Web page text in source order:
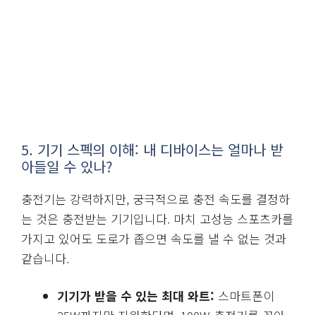
5. 기기 스펙의 이해: 내 디바이스는 얼마나 받
아들일 수 있나?
충전기는 강력하지만, 궁극적으로 충전 속도를 결정하
는 것은 충전받는 기기입니다. 마치 고성능 스포츠카를
가지고 있어도 도로가 좁으면 속도를 낼 수 없는 것과
같습니다.
기기가 받을 수 있는 최대 와트: 스마트폰이